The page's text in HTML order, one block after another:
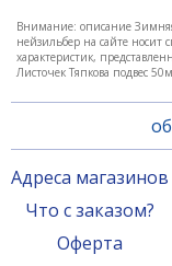
Внимание: описание
нейзильбер на сайте носит
характеристик,
Листочек Тяпкова подвес
Адреса магазинов
Что с заказом?
Оферта